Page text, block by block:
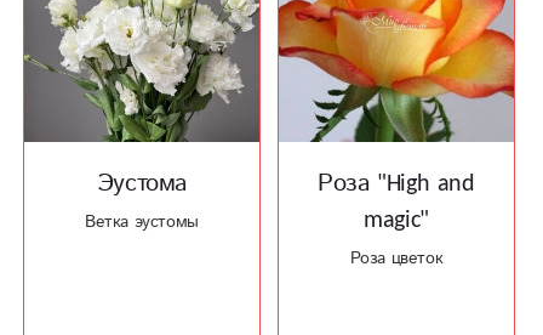
Эустома
Ветка эустомы
Роза "High and
magic"
Роза цветок